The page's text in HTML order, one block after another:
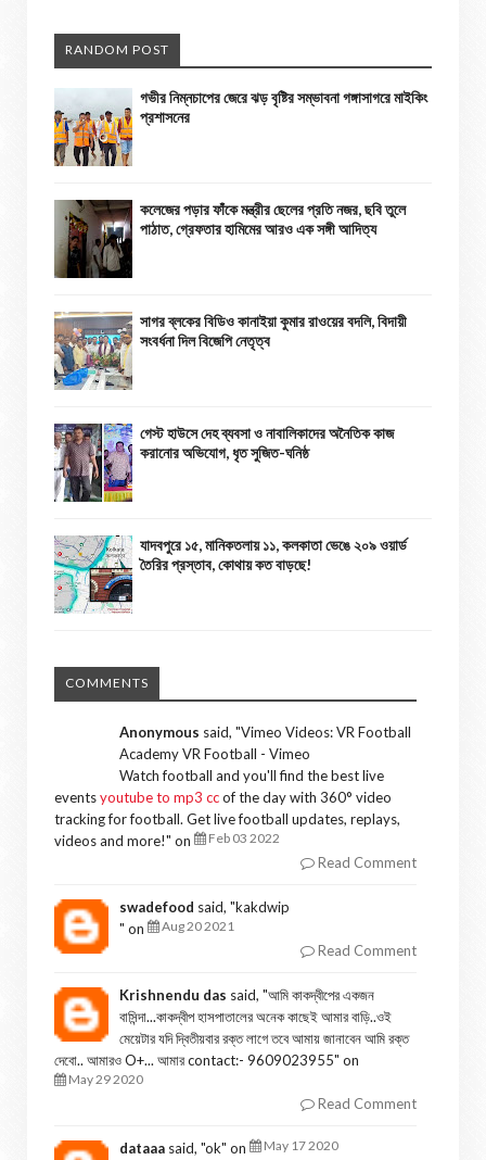
RANDOM POST
গভীর নিম্নচাপের জেরে ঝড় বৃষ্টির সম্ভাবনা গঙ্গাসাগরে মাইকিং
প্রশাসনের
কলেজের পড়ার ফাঁকে মন্ত্রীর ছেলের প্রতি নজর, ছবি তুলে
পাঠাত, গ্রেফতার হামিমের আরও এক সঙ্গী আদিত্য
সাগর ব্লকের বিডিও কানাইয়া কুমার রাওয়ের বদলি, বিদায়ী
সংবর্ধনা দিল বিজেপি নেতৃত্ব
গেস্ট হাউসে দেহ ব্যবসা ও নাবালিকাদের অনৈতিক কাজ
করানোর অভিযোগ, ধৃত সুজিত-ঘনিষ্ঠ
যাদবপুরে ১৫, মানিকতলায় ১১, কলকাতা ভেঙে ২০৯ ওয়ার্ড
তৈরির প্রস্তাব, কোথায় কত বাড়ছে!
COMMENTS
Anonymous said, "Vimeo Videos: VR Football
Academy VR Football - Vimeo
Watch football and you'll find the best live
eventsyoutube to mp3 ccof the day with 360° video
tracking for football. Get live football updates, replays,
videos and more!" on Feb 03 2022
Read Comment
swadefood said, "kakdwip
" on
Aug 20 2021
Read Comment
Krishnendu das said, "আমি কাকদ্বীপের একজন
বাসিন্দা...কাকদ্বীপ হাসপাতালের অনেক কাছেই আমার বাড়ি..ওই
মেয়েটার যদি দ্বিতীয়বার রক্ত লাগে তবে আমায় জানাবেন আমি রক্ত
দেবো.. আমারও O+... আমার contact:- 9609023955" on
May 29 2020
Read Comment
dataaa said, "ok" on May 17 2020